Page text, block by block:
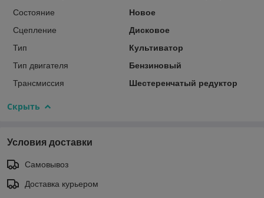
Состояние
Новое
Сцепление
Дисковое
Тип
Культиватор
Тип двигателя
Бензиновый
Трансмиссия
Шестеренчатый редуктор
Скрыть
Условия доставки
Самовывоз
Доставка курьером